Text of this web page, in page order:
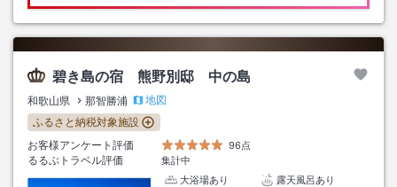
碧き島の宿 熊野別邸 中の島
和歌山県 那智勝浦
地図
ふるさと納税対象施設
お客様アンケート評価
96点
るるぶトラベル評価
集計中
大浴場あり
露天風呂あり